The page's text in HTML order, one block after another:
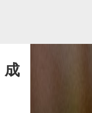
成